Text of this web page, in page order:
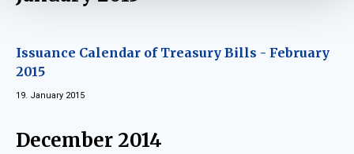
Issuance Calendar of Treasury Bills - February
2015
19. January 2015
December 2014